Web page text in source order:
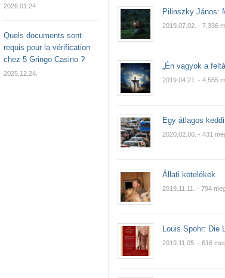
2026.01.24.
Quels documents sont
requis pour la vérification
chez 5 Gringo Casino ?
2025.12.24.
Pilinszky János:
2019.07.02. - 7,336
„Én vagyok a
2019.04.21. - 4,555
Egy átlagos
2020.02.06. - 431
Állati kötelékek
2019.11.11. - 794
Louis Spohr: Die
2019.11.05. - 616